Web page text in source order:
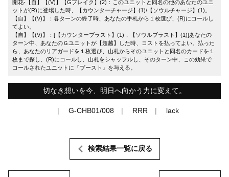
開花-【自】【(V)】【Gブレイク】(2)：このユニットと同名の他のあなたのユニ
ットが(R)に登場した時、【カウンターチャージ】(1)/【ソウルチャージ】(1)。
【自】【(V)】：各ターンの終了時、あなたの手札から１枚選び、(R)にコールし
てよい。
【自】【(V)】：[【カウンターブラスト】(1)，【ソウルブラスト】(1)]あなたの
ターン中、あなたのＧユニットが【超越】した時、コストを払ってよい。払った
ら、あなたのリアガードを１枚選び、山札からそのユニットと同名のカードを１
枚まで探し、(R)にコールし、山札をシャッフルし、そのターン中、この効果で
コールされたユニットに『ブースト』を与える。
切なき想いを今、明日へ向かう力に変えて。
G-CHB01/008 RRR lack
検索結果一覧に戻る